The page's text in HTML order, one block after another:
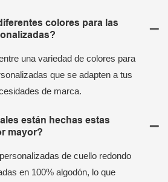
colores para las
una variedad de colores para
que se adapten a tus
de marca.
están hechas estas
mayor?
de cuello redondo
en 100% algodón, lo que